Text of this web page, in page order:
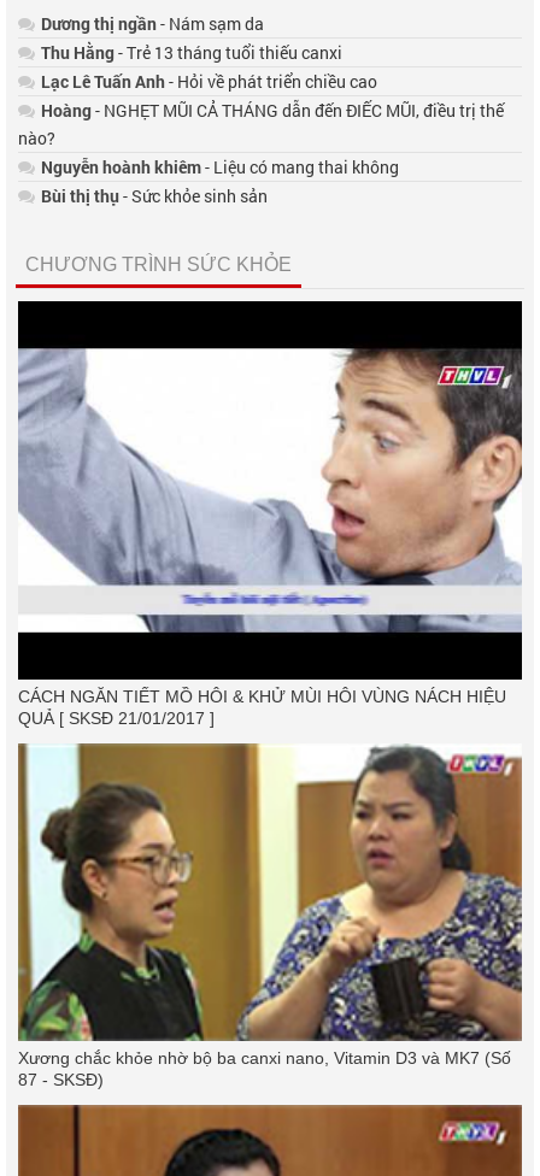
Dương thị ngần- Nám sạm da
Thu Hằng- Trẻ 13 tháng tuổi thiếu canxi
Lạc Lê Tuấn Anh- Hỏi về phát triển chiều cao
Hoàng- NGHẸT MŨI CẢ THÁNG dẫn đến ĐIẾC MŨI, điều trị thế
nào?
Nguyễn hoành khiêm- Liệu có mang thai không
Bùi thị thụ- Sức khỏe sinh sản
CHƯƠNG TRÌNH SỨC KHỎE
CÁCH NGĂN TIẾT MỒ HÔI & KHỬ MÙI HÔI VÙNG NÁCH HIỆU
QUẢ [ SKSĐ 21/01/2017 ]
Xương chắc khỏe nhờ bộ ba canxi nano, Vitamin D3 và MK7 (Số
87 - SKSĐ)